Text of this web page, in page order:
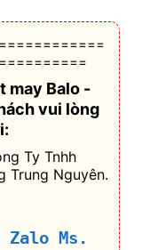
may Balo -
vui lòng
Ty Tnhh
Trung Nguyên.
Zalo Ms.